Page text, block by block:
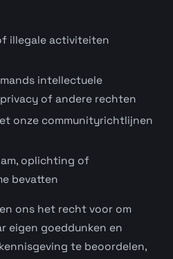
illegale activiteiten
intellectuele
of andere rechten
onze communityrichtlijnen
oplichting of
bevatten
ons het recht voor om
eigen goeddunken en
te beoordelen,